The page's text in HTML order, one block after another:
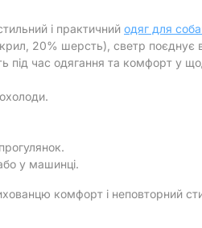
і практичний одяг для
20% шерсть), светр поєднує в
під час одягання та комфорт у
у машинці.
комфорт і неповторний